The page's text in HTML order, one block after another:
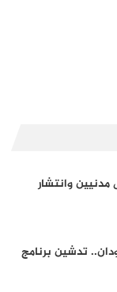
وانتشار
تدشين برنامج